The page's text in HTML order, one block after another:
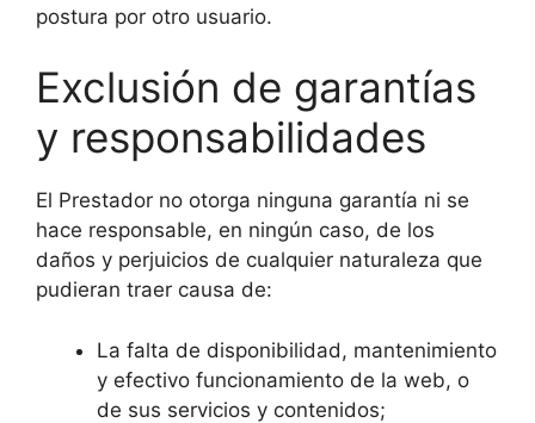
postura por otro usuario.
Exclusión de garantías
y responsabilidades
El Prestador no otorga ninguna garantía ni se
hace responsable, en ningún caso, de los
daños y perjuicios de cualquier naturaleza que
pudieran traer causa de:
La falta de disponibilidad, mantenimiento
y efectivo funcionamiento de la web, o
de sus servicios y contenidos;